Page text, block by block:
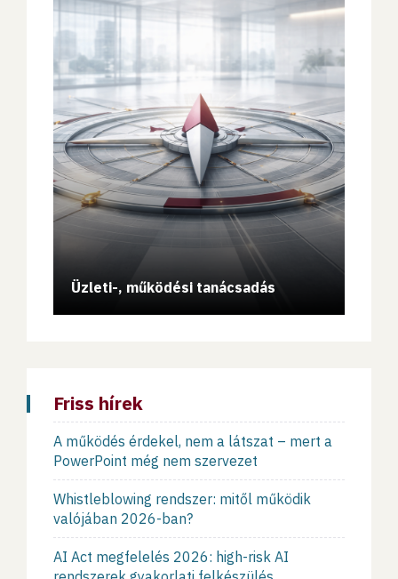
Üzleti-, működési tanácsadás
Friss hírek
A működés érdekel, nem a látszat – mert a
PowerPoint még nem szervezet
Whistleblowing rendszer: mitől működik
valójában 2026-ban?
AI Act megfelelés 2026: high-risk AI